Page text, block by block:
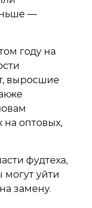
—
году на
выросшие
на оптовых,
фудтеха,
могут уйти
замену.